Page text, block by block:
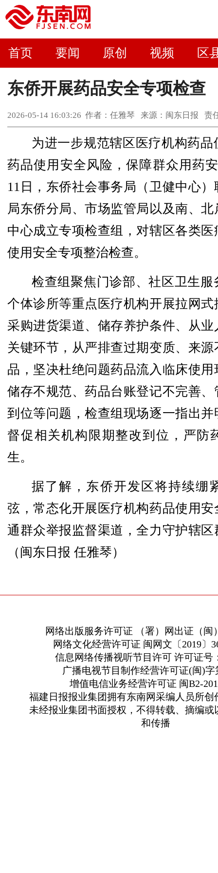
首页 要闻 原创 视频 区
东侨开展药品安全专项检查
2026-05-14 16:03:26 作者：任雅琴 来源：闽东日报 责
为进一步规范辖区医疗机构药
药品使用安全风险，保障群众用药
11日，东侨社会事务局（卫健中心
局东侨分局、市场监管局以及南、
中心成立专项检查组，对辖区各类
使用安全专项整治检查。
检查组聚焦门诊部、社区卫生服
个体诊所等重点医疗机构开展拉网
采购进货渠道、储存养护条件、从
关键环节，从严排查过期变质、来
品，坚决杜绝问题药品流入临床使
储存不规范、药品台账登记不完善
到位等问题，检查组现场逐一指出
督促相关机构限期整改到位，严防
生。
据了解，东侨开发区将持续绷
弦，常态化开展医疗机构药品使用
通群众举报监督渠道，全力守护辖
（闽东日报 任雅琴）
网络出版服务许可证 （署）网出证（闽
网络文化经营许可证 闽网文〔2019〕
信息网络传播视听节目许可 许可证号
广播电视节目制作经营许可证(闽)字
增值电信业务经营许可证 闽B2-
福建日报报业集团拥有东南网采编人员所创
未经报业集团书面授权，不得转载、摘编或
和传播